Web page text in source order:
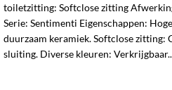
toiletzitting: Softclose zitting
Serie: Sentimenti Eigenschappen:
duurzaam keramiek. Softclose zitting:
sluiting. Diverse kleuren: